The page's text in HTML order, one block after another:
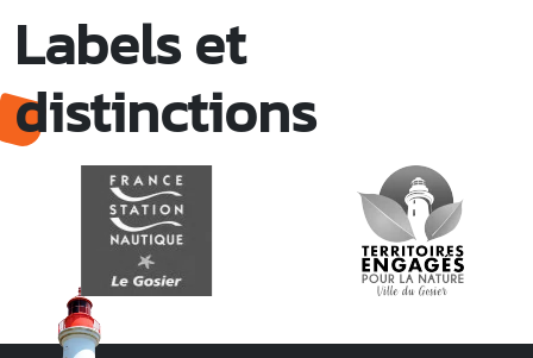
Labels et
distinctions